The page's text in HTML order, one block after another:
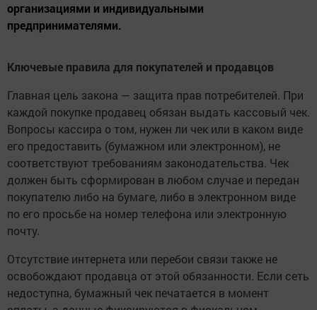
организациями и индивидуальными
предпринимателями.
Ключевые правила для покупателей и продавцов
Главная цель закона — защита прав потребителей. При
каждой покупке продавец обязан выдать кассовый чек.
Вопросы кассира о том, нужен ли чек или в каком виде
его предоставить (бумажном или электронном), не
соответствуют требованиям законодательства. Чек
должен быть сформирован в любом случае и передан
покупателю либо на бумаге, либо в электронном виде
по его просьбе на номер телефона или электронную
почту.
Отсутствие интернета или перебои связи также не
освобождают продавца от этой обязанности. Если сеть
недоступна, бумажный чек печатается в момент